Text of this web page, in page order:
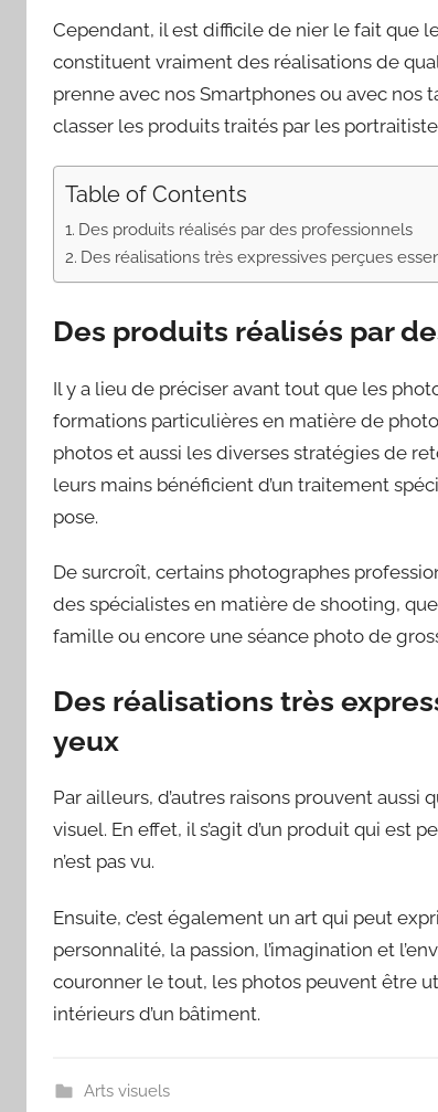
Cependant, il est difficile de nier le fait que
constituent vraiment des réalisations de
prenne avec nos Smartphones ou avec nos
classer les produits traités par les
Table of Contents
Des produits réalisés par des professionnels
Des réalisations très expressives perçues
Des produits réalisés par
Il y a lieu de préciser avant tout que les
formations particulières en matière de
photos et aussi les diverses stratégies de
leurs mains bénéficient d’un traitement
pose.
De surcroît, certains photographes
des spécialistes en matière de shooting,
famille ou encore une séance photo de
Des réalisations très
yeux
Par ailleurs, d’autres raisons prouvent
visuel. En effet, il s’agit d’un produit qui est
n’est pas vu.
Ensuite, c’est également un art qui peut
personnalité, la passion, l’imagination et
couronner le tout, les photos peuvent être
intérieurs d’un bâtiment.
Arts visuels